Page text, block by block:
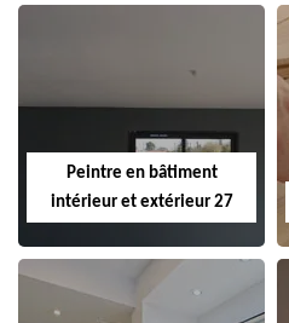
Peintre en bâtiment
intérieur et extérieur 27